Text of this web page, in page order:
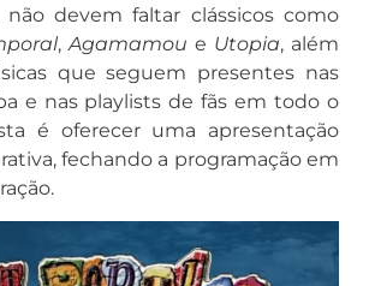
não devem faltar clássicos como
,Agamamou e Utopia, além
que seguem presentes nas
e nas playlists de fãs em todo o
é oferecer uma apresentação
fechando a programação em